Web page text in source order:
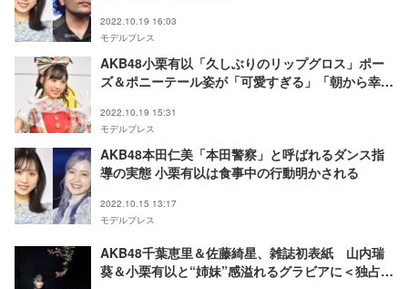
2022.10.19 16:03
モデルプレス
AKB48小栗有以「久しぶりのリップグロス」ポー
ズ＆ポニーテール姿が「可愛すぎる」「朝から幸
2022.10.19 15:31
モデルプレス
AKB48本田仁美「本田警察」と呼ばれるダンス指
導の実態 小栗有以は食事中の行動明かされる
2022.10.15 13:17
モデルプレス
AKB48千葉恵里＆佐藤綺星、雑誌初表紙 山内瑞
葵＆小栗有以と“姉妹”感溢れるグラビアに＜独占カ